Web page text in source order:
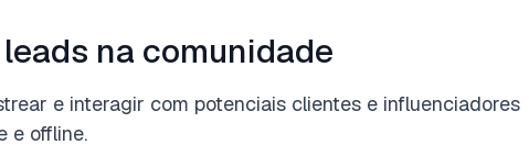
na comunidade
e interagir com potenciais clientes e influenciadores
e offline.